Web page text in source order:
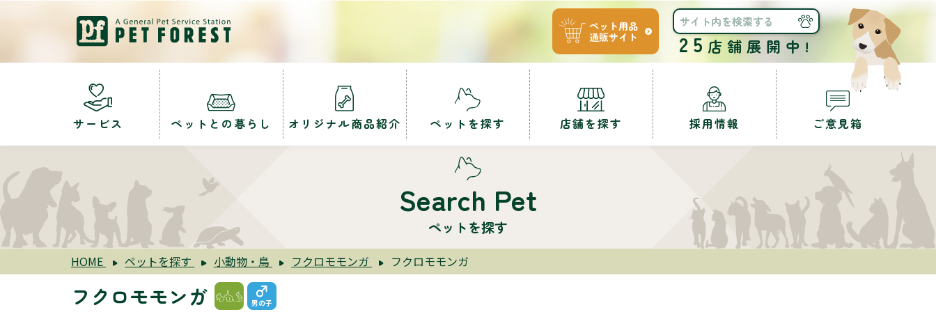
ペット用品
通販サイト
25店舗展開中!
サービス ペットとの暮らし オリジナル商品紹介 ペットを探す 店舗を探す 採用情報 ご意見箱
Search Pet
ペットを探す
HOME ペットを探す 小動物・鳥 フクロモモンガ フクロモモンガ
フクロモモンガ 男の子